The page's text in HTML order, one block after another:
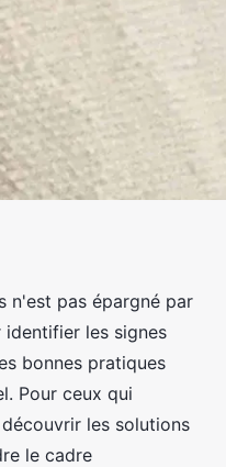
punaises de
lecture
n'est pas épargné par
identifier les signes
bonnes pratiques
Pour ceux qui
les solutions
le cadre